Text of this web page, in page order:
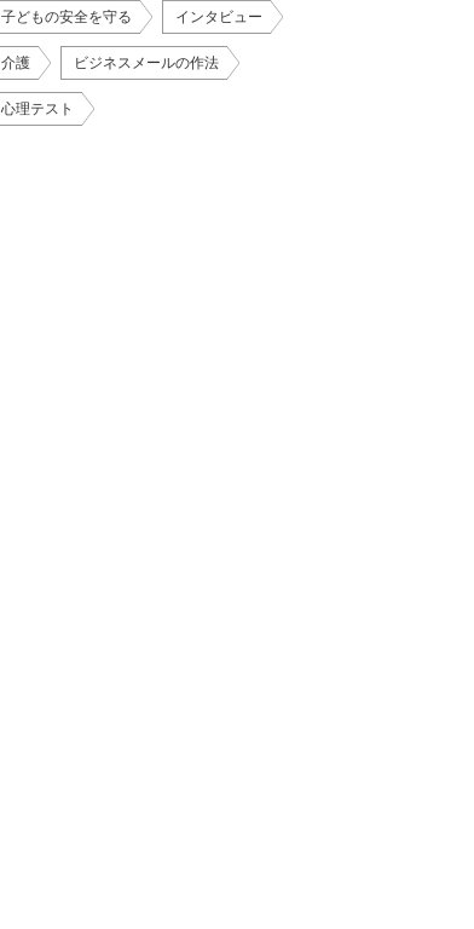
子どもの安全を守る インタビュー
介護 ビジネスメールの作法
心理テスト